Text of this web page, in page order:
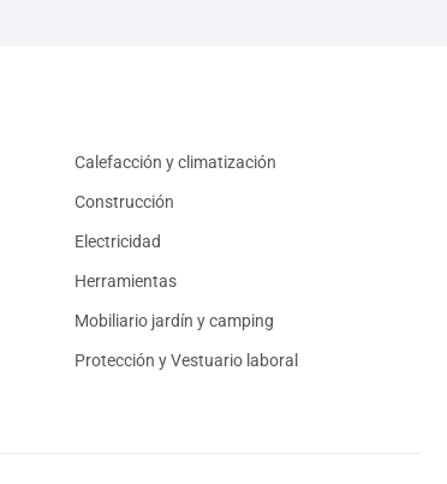
Calefacción y climatización
Construcción
Electricidad
Herramientas
Mobiliario jardín y camping
Protección y Vestuario laboral